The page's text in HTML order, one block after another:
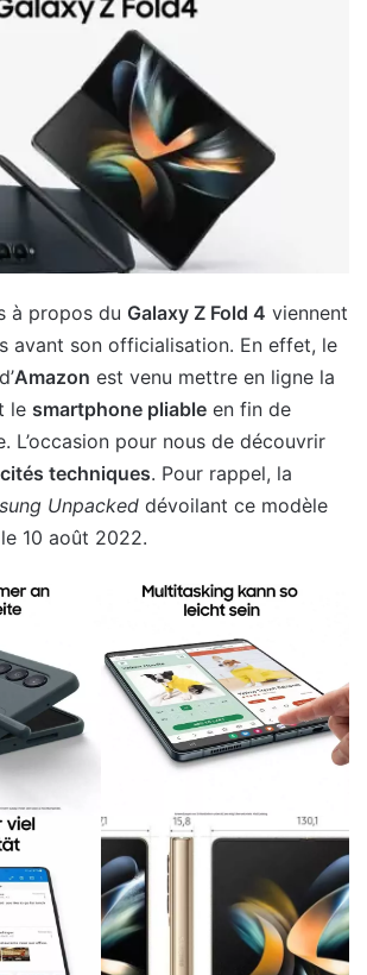
à propos du Galaxy Z Fold 4 viennent
avant son officialisation. En effet, le
Amazon est venu mettre en ligne la
le smartphone pliable en fin de
L’occasion pour nous de découvrir
techniques. Pour rappel, la
Unpacked dévoilant ce modèle
10 août 2022.